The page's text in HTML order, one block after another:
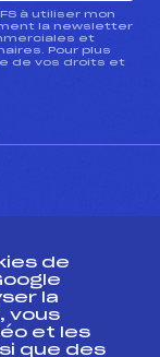
à utiliser mon
la newsletter
et
Pour plus
de vos droits et
de
la
vous
et les
que des